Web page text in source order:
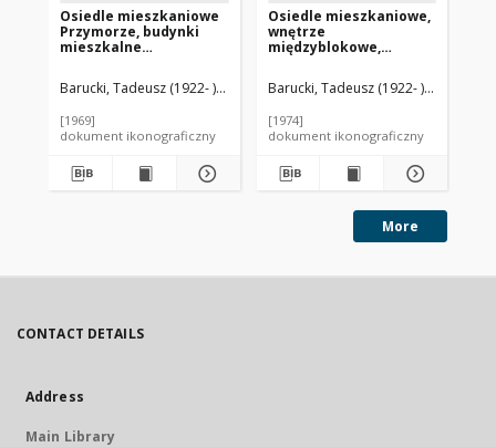
Osiedle mieszkaniowe
Przymorze, budynki
mieszkalne
drzewami wokół
osiedla, Gdańsk-
Barucki, Tadeusz (1922- ). Fotograf
[1969]
dokument ikonograficzny
Osiedle mieszkaniowe,
wnętrze
międzyblokowe,
Barucki, Tadeusz (1922- ). Fotograf
[1974]
dokument ikonograficzny
More
CONTACT DETAILS
Address
Main Library